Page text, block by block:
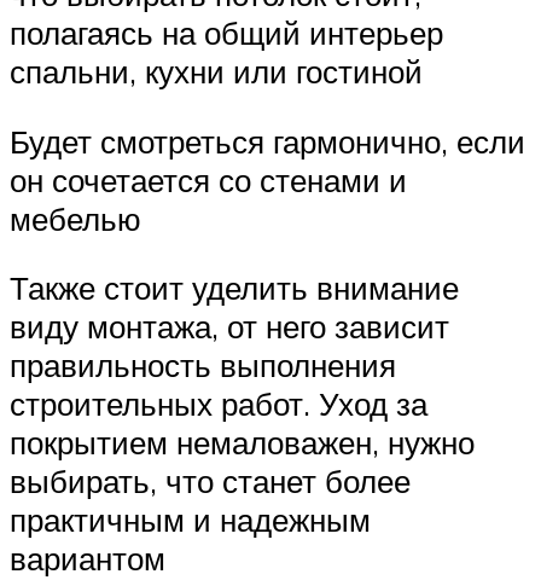
полагаясь на общий интерьер
спальни, кухни или гостиной
Будет смотреться гармонично, если
он сочетается со стенами и
мебелью
Также стоит уделить внимание
виду монтажа, от него зависит
правильность выполнения
строительных работ. Уход за
покрытием немаловажен, нужно
выбирать, что станет более
практичным и надежным
вариантом